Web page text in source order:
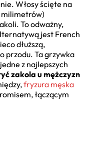
Włosy ścięte na
milimetrów)
To odważny,
jest French
dłuższą,
przodu. Ta grzywka
z najlepszych
zakola u mężczyzn
fryzura męska
łączącym